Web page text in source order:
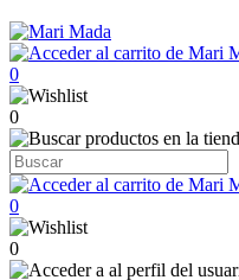
0
0
0
0